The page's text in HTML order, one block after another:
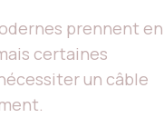
prennent en
certaines
un câble